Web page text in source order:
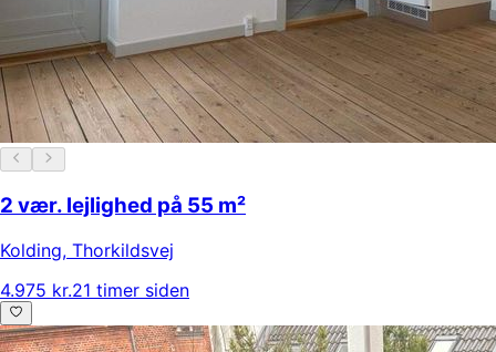
2 vær. lejlighed på 55 m²
Kolding, Thorkildsvej
4.975 kr.21 timer siden